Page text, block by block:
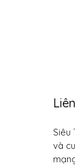
Siêu
và